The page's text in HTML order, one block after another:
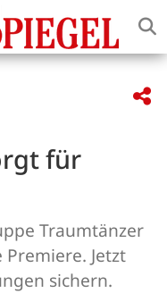
für
Traumtänzer
Jetzt
sichern.